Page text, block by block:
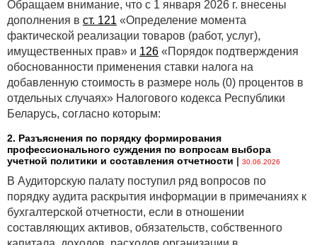
Обращаем внимание, что с 1 января 2026 г. внесены
дополнения в ст. 121 «Определение момента
фактической реализации товаров (работ, услуг),
имущественных прав» и 126 «Порядок подтверждения
обоснованности применения ставки налога на
добавленную стоимость в размере ноль (0) процентов в
отдельных случаях» Налогового кодекса Республики
Беларусь, согласно которым:
2. Разъяснения по порядку формирования
профессионального суждения по вопросам выбора
учетной политики и составления отчетности | 30.06.2026
В Аудиторскую палату поступил ряд вопросов по
порядку аудита раскрытия информации в примечаниях к
бухгалтерской отчетности, если в отношении
составляющих активов, обязательств, собственного